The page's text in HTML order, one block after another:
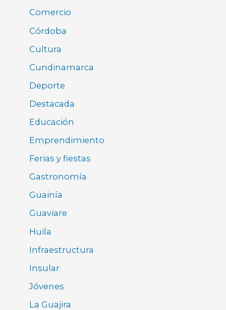
Comercio
Córdoba
Cultura
Cundinamarca
Deporte
Destacada
Educación
Emprendimiento
Ferias y fiestas
Gastronomía
Guainía
Guaviare
Huila
Infraestructura
Insular
Jóvenes
La Guajira